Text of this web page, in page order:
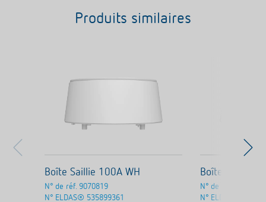
Produits similaires
Boîte Saillie 100A WH
N° de réf. 9070819
N° ELDAS® 535899361
Boîte Saillie
N° de réf.
N° ELDAS®